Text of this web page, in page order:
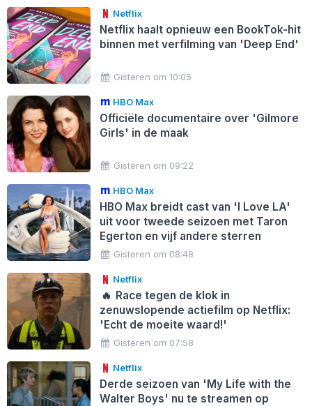
Netflix
Netflix haalt opnieuw een BookTok-hit
binnen met verfilming van 'Deep End'
Gisteren om 10:05
HBO Max
Officiële documentaire over 'Gilmore
Girls' in de maak
Gisteren om 09:22
HBO Max
HBO Max breidt cast van 'I Love LA'
uit voor tweede seizoen met Taron
Egerton en vijf andere sterren
Gisteren om 08:48
Netflix
🔥 Race tegen de klok in
zenuwslopende actiefilm op Netflix:
'Echt de moeite waard!'
Gisteren om 07:58
Netflix
Derde seizoen van 'My Life with the
Walter Boys' nu te streamen op